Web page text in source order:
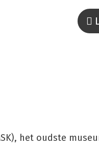
het oudste